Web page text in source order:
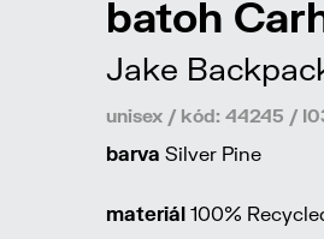
batoh
Jake
unisex / kód: 44245 /
barva Silver Pine
materiál 100%